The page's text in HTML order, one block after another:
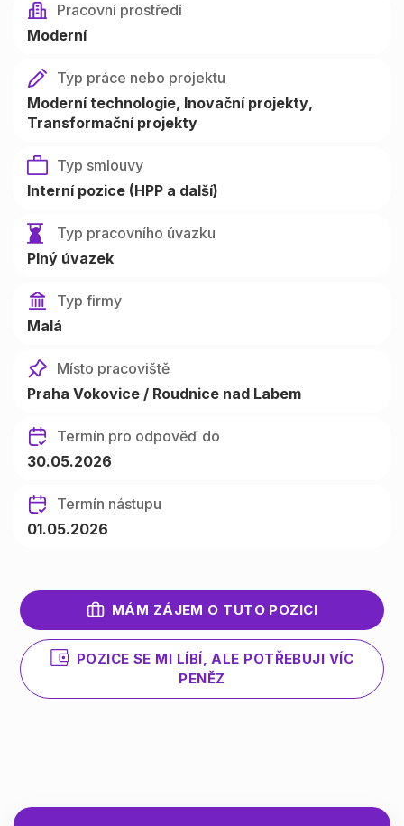
Pracovní prostředí
Moderní
Typ práce nebo projektu
Moderní technologie Inovační projekty
Transformační projekty
Typ smlouvy
Interní pozice (HPP a další)
Typ pracovního úvazku
Plný úvazek
Typ firmy
Malá
Místo pracoviště
Praha Vokovice / Roudnice nad Labem
Termín pro odpověď do
30.05.2026
Termín nástupu
01.05.2026
MÁM ZÁJEM O TUTO POZICI
POZICE SE MI LÍBÍ, ALE POTŘEBUJI VÍC
PENĚZ